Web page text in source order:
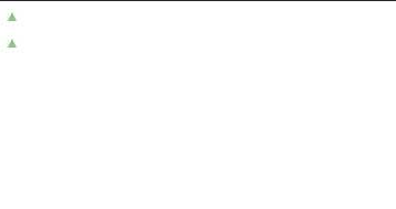
▲
▲